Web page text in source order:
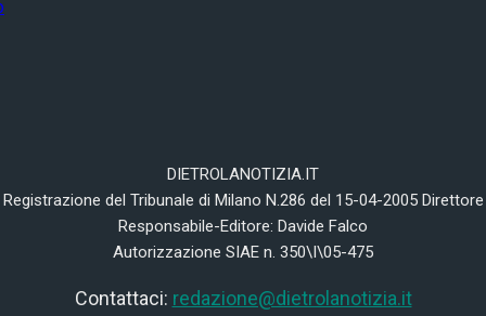
DIETROLANOTIZIA.IT
Registrazione del Tribunale di Milano N.286 del 15-04-2005 Direttore
Responsabile-Editore: Davide Falco
Autorizzazione SIAE n. 350\I\05-475
Contattaci: redazione@dietrolanotizia.it